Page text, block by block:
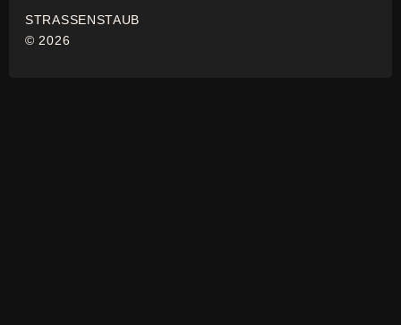
STRASSENSTAUB
© 2026